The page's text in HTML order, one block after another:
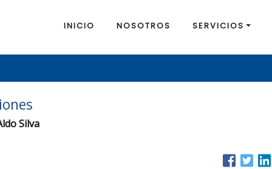
INICIO NOSOTROS SERVICIOS
Silva